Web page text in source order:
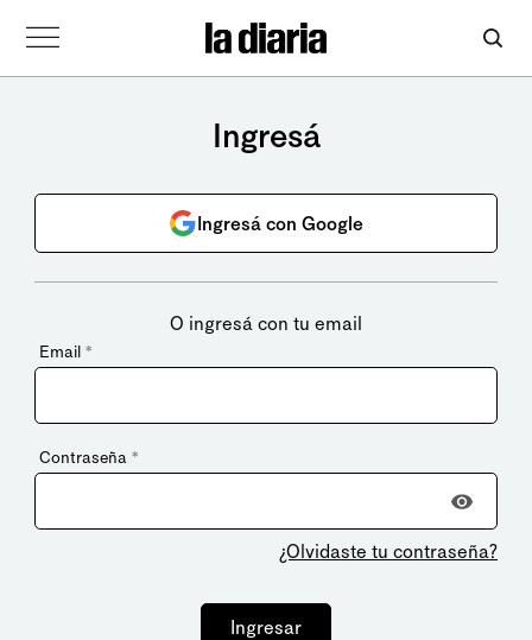
Ingresá
Ingresá con Google
O ingresá con tu email
Email *
Contraseña *
¿Olvidaste tu contraseña?
Ingresar